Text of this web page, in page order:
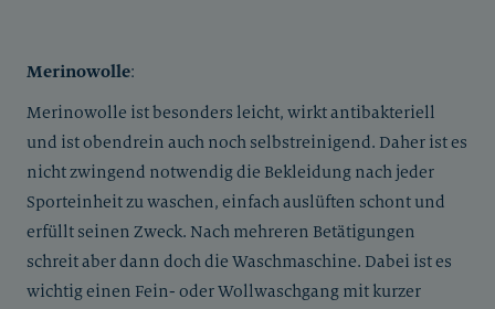
Merinowolle:
Merinowolle ist besonders leicht, wirkt antibakteriell
und ist obendrein auch noch selbstreinigend. Daher ist es
nicht zwingend notwendig die Bekleidung nach jeder
Sporteinheit zu waschen, einfach auslüften schont und
erfüllt seinen Zweck. Nach mehreren Betätigungen
schreit aber dann doch die Waschmaschine. Dabei ist es
wichtig einen Fein- oder Wollwaschgang mit kurzer